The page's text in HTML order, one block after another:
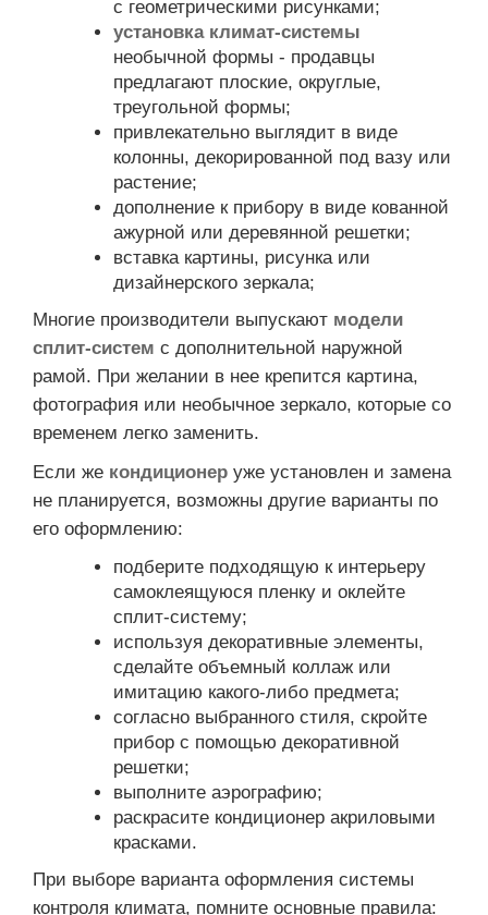
с геометрическими рисунками;
установка климат-системы
необычной формы - продавцы
предлагают плоские, округлые,
треугольной формы;
привлекательно выглядит в виде
колонны, декорированной под вазу или
растение;
дополнение к прибору в виде кованной
ажурной или деревянной решетки;
вставка картины, рисунка или
дизайнерского зеркала;
Многие производители выпускают модели
сплит-систем с дополнительной наружной
рамой. При желании в нее крепится картина,
фотография или необычное зеркало, которые со
временем легко заменить.
Если же кондиционер уже установлен и замена
не планируется, возможны другие варианты по
его оформлению:
подберите подходящую к интерьеру
самоклеящуюся пленку и оклейте
сплит-систему;
используя декоративные элементы,
сделайте объемный коллаж или
имитацию какого-либо предмета;
согласно выбранного стиля, скройте
прибор с помощью декоративной
решетки;
выполните аэрографию;
раскрасите кондиционер акриловыми
красками.
При выборе варианта оформления системы
контроля климата, помните основные правила: